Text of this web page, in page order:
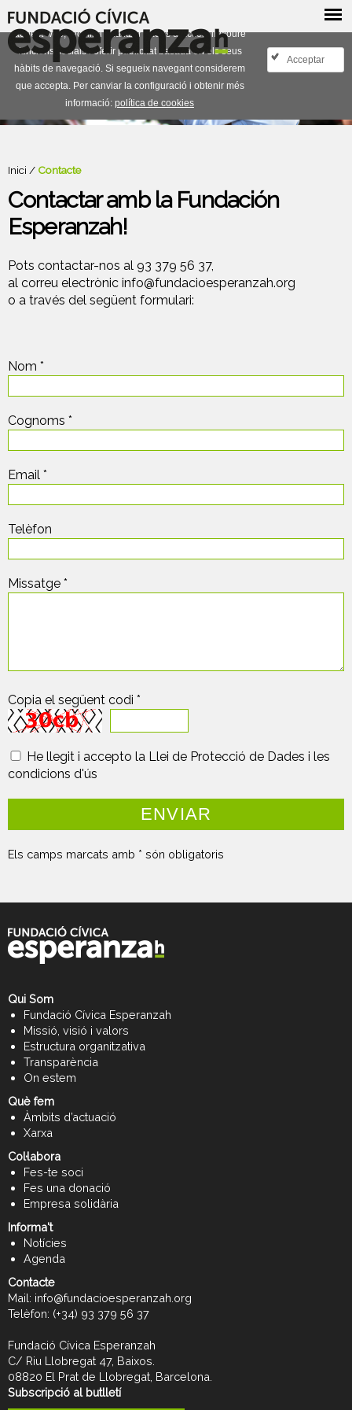
Inici / Contacte
Contactar amb la Fundación
Esperanzah!
Pots contactar-nos al 93 379 56 37,
al correu electrònic info@fundacioesperanzah.org
o a través del següent formulari:
Nom *
Cognoms *
Email *
Telèfon
Missatge *
Copia el següent codi *
He llegit i accepto la Llei de Protecció de Dades i les
condicions d'ús
Els camps marcats amb * són obligatoris
Qui Som
Fundació Cívica Esperanzah
Missió, visió i valors
Estructura organitzativa
Transparència
On estem
Què fem
Àmbits d’actuació
Xarxa
Col·labora
Fes-te soci
Fes una donació
Empresa solidària
Informa't
Notícies
Agenda
Contacte
Mail: info@fundacioesperanzah.org
Telèfon: (+34) 93 379 56 37
Fundació Cívica Esperanzah
C/ Riu Llobregat 47, Baixos.
08820 El Prat de Llobregat, Barcelona.
Subscripció al butlletí
Fem servir cookies pròpies i de tercers per millorar
aquest web, recollir i analitzar dades d´accés, incloure
funcions socials i oferir publicitat basada en els seus
hàbits de navegació. Si segueix navegant considerem
que accepta. Per canviar la configuració i obtenir més
informació: política de cookies
Acceptar